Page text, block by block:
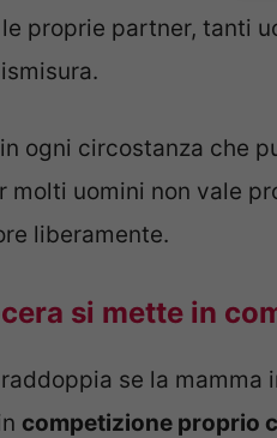
proprie partner, tanti
ogni circostanza che
molti uomini non vale
liberamente.
si mette in
se la mamma
competizione proprio